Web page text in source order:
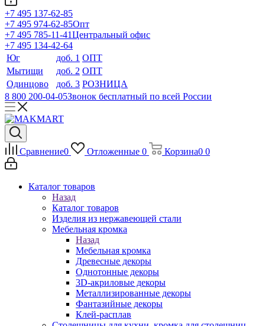
+7 495 137-62-85
+7 495 974-62-85Опт
+7 495 785-11-41Центральный офис
+7 495 134-42-64
Юг
доб. 1 ОПТ
Мытищи
доб. 2 ОПТ
Одинцово
доб. 3 РОЗНИЦА
8 800 200-04-05Звонок бесплатный по всей России
Сравнение0 Отложенные 0 Корзина0 0
Каталог товаров
Назад
Каталог товаров
Изделия из нержавеющей стали
Мебельная кромка
Назад
Мебельная кромка
Древесные декоры
Однотонные декоры
3D-акриловые декоры
Металлизированные декоры
Фантазийные декоры
Клей-расплав